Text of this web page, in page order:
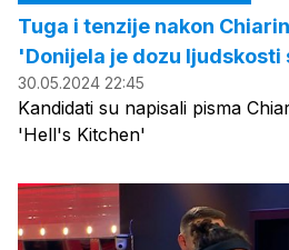
Tuga i tenzije nakon
'Donijela je dozu ljudskosti
30.05.2024 22:45
Kandidati su napisali pisma
'Hell's Kitchen'